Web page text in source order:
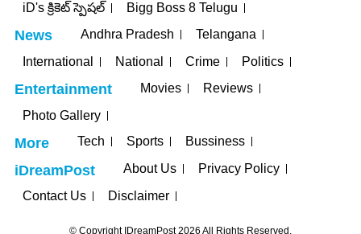
iD's క్రికెట్ స్పెషల్
Bigg Boss 8 Telugu
News Andhra Pradesh
Telangana
International
National Crime Politics
Entertainment Movies
Reviews
Photo Gallery
More Tech Sports Bussiness
iDreamPost About Us
Privacy Policy
Contact Us
Disclaimer
© Copyright IDreamPost 2026 All Rights Reserved.